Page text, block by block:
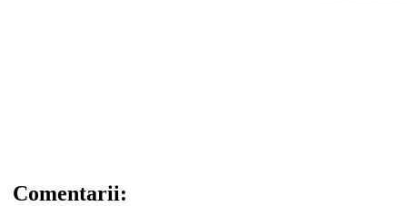
Comentarii: